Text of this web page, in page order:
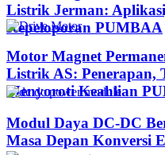
Listrik Jerman:
Kepeloporan PUMBAA​
Motor Magnet
Listrik AS: Penerapan,
Menyoroti Keahlian
Modul Daya DC-DC
Masa Depan Konversi